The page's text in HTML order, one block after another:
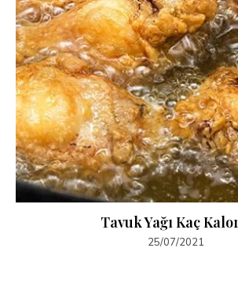
Tavuk Yağı Kaç
25/07/2021